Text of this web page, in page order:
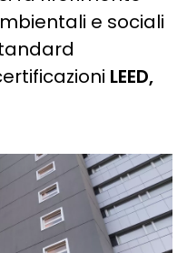
e sociali
LEED,